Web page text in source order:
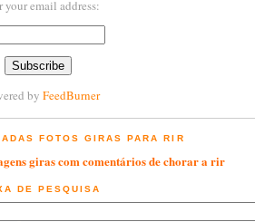
your email address:
by FeedBurner
FOTOS GIRAS PARA RIR
giras com comentários de chorar a rir
DE PESQUISA